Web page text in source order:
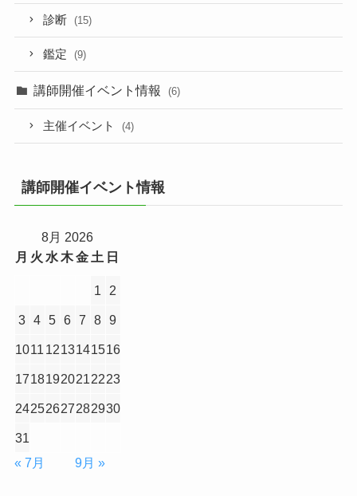
診断 (15)
鑑定 (9)
講師開催イベント情報 (6)
主催イベント (4)
講師開催イベント情報
8月 2026
月 火 水木金 土 日
1 2
3 4 5 6 7 8 9
1011 1213141516
17181920212223
24252627282930
31
« 7月
9月 »